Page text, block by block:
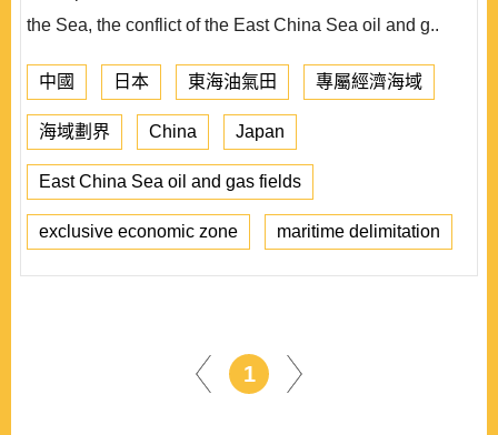
the Sea, the conflict of the East China Sea oil and g..
中國 日本 東海油氣田 專屬經濟海域
海域劃界 China Japan
East China Sea oil and gas fields
exclusive economic zone maritime delimitation
1